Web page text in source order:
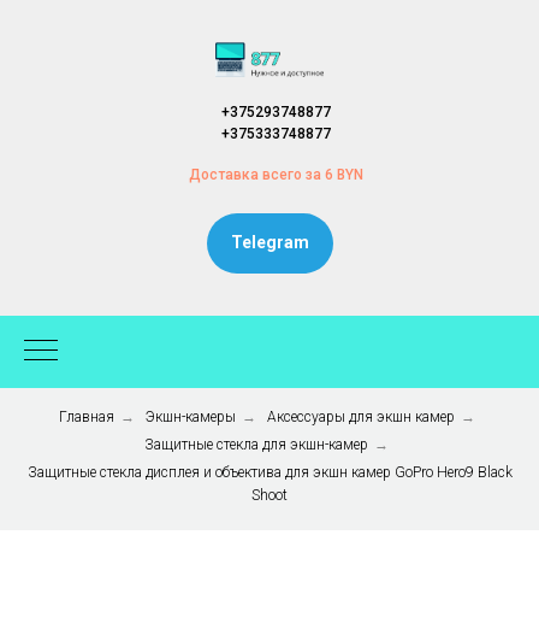
+375293748877
+375333748877
Доставка всего за 6 BYN
Telegram
Главная → Экшн-камеры → Аксессуары для экшн камер →
Защитные стекла для экшн-камер →
Защитные стекла дисплея и объектива для экшн камер GoPro Hero9 Black
Shoot